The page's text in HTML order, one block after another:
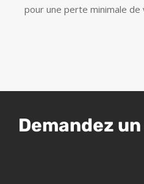
pour une perte minimale
Demandez